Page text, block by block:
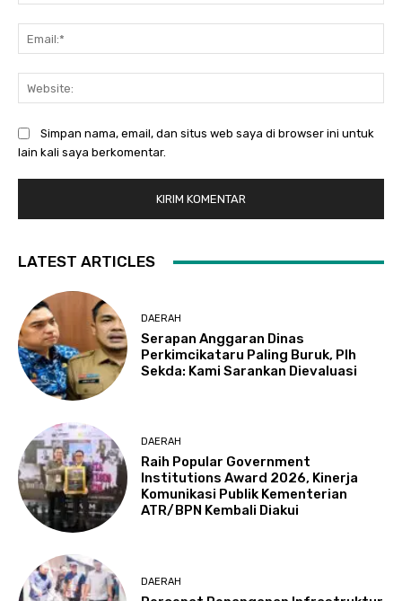
Simpan nama, email, dan situs web saya di browser ini untuk
lain kali saya berkomentar.
LATEST ARTICLES
DAERAH
Serapan Anggaran Dinas
Perkimcikataru Paling Buruk, Plh
Sekda: Kami Sarankan Dievaluasi
DAERAH
Raih Popular Government
Institutions Award 2026, Kinerja
Komunikasi Publik Kementerian
ATR/BPN Kembali Diakui
DAERAH